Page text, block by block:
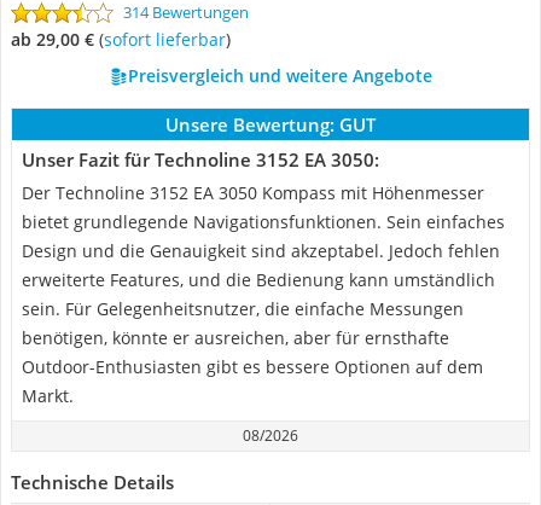
314 Bewertungen
ab 29,00 € ( Sofort lieferbar)
Preisvergleich und weitere Angebote
Unsere Bewertung: GUT
Unser Fazit für Technoline 3152 EA 3050:
Der Technoline 3152 EA 3050 Kompass mit Höhenmesser
bietet grundlegende Navigationsfunktionen. Sein einfaches
Design und die Genauigkeit sind akzeptabel. Jedoch fehlen
erweiterte Features, und die Bedienung kann umständlich
sein. Für Gelegenheitsnutzer, die einfache Messungen
benötigen, könnte er ausreichen, aber für ernsthafte
Outdoor-Enthusiasten gibt es bessere Optionen auf dem
Markt.
08/2026
Technische Details